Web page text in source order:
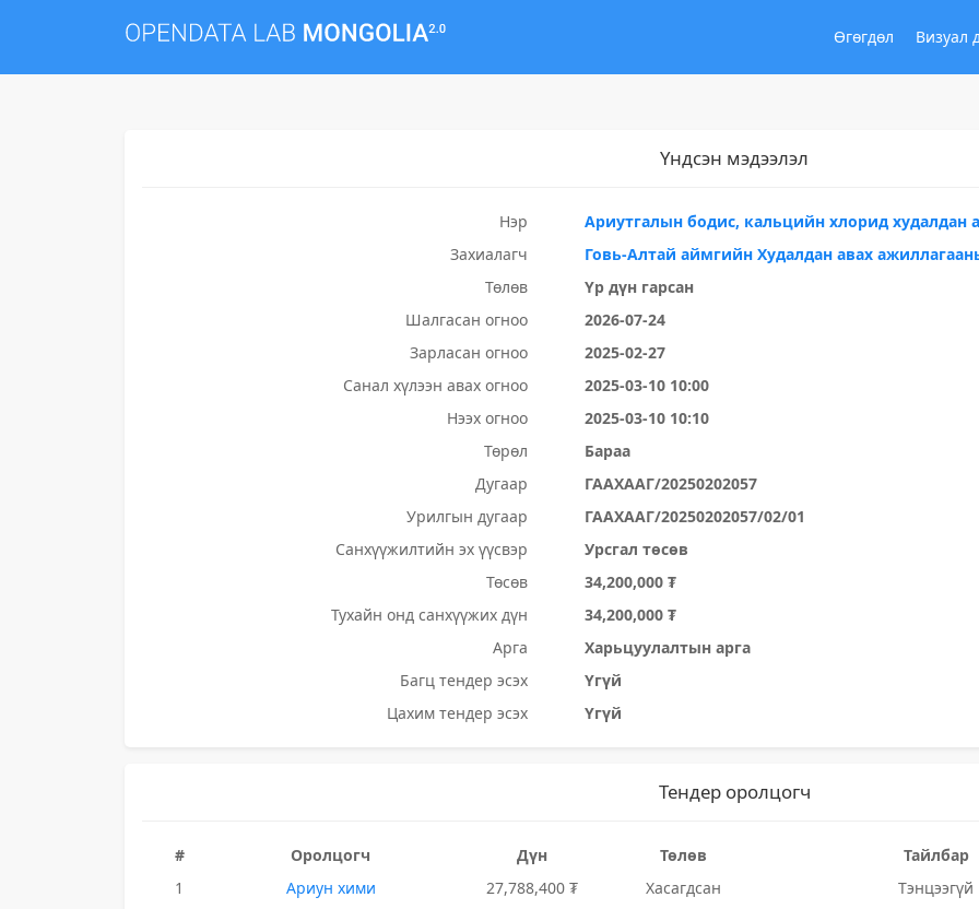
Өгөгдөл Визуал
Үндсэн мэдээлэл
Нэр
Ариутгалын бодис, кальцийн хлорид худалдан
Захиалагч
Говь-Алтай аймгийн Худалдан авах
Төлөв
Үр дүн гарсан
Шалгасан огноо
2026-07-24
Зарласан огноо
2025-02-27
Санал хүлээн авах огноо
2025-03-10 10:00
Нээх огноо
2025-03-10 10:10
Төрөл
Бараа
Дугаар
ГААХААГ/20250202057
Урилгын дугаар
ГААХААГ/20250202057/02/01
Санхүүжилтийн эх үүсвэр
Урсгал төсөв
Төсөв
34,200,000 ₮
Тухайн онд санхүүжих дүн
34,200,000 ₮
Арга
Харьцуулалтын арга
Багц тендер эсэх
Үгүй
Цахим тендер эсэх
Үгүй
Тендер оролцогч
# Оролцогч Дүн Төлөв
Тайлбар
1
Ариун хими 27,788,400 ₮ Хасагдсан
Тэнцээгүй